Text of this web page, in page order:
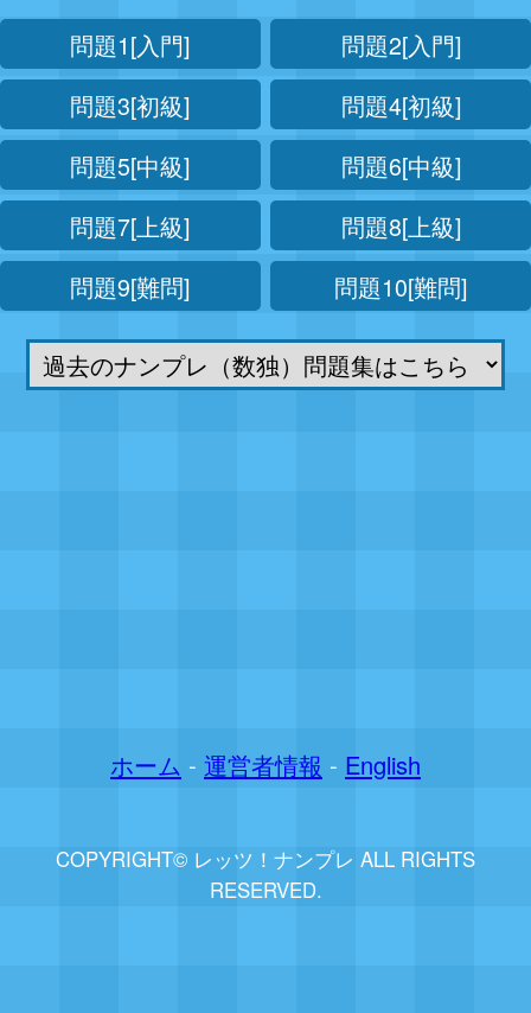
問題1[入門]
問題2[入門]
問題3[初級]
問題4[初級]
問題5[中級]
問題6[中級]
問題7[上級]
問題8[上級]
問題9[難問]
問題10[難問]
ホーム - 運営者情報 - English
COPYRIGHT© レッツ！ナンプレ ALL RIGHTS
RESERVED.